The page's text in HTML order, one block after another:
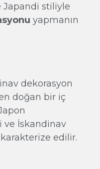
Japandi stiliyle
yapmanın
dekorasyon
doğan bir iç
İskandinav
edilir.